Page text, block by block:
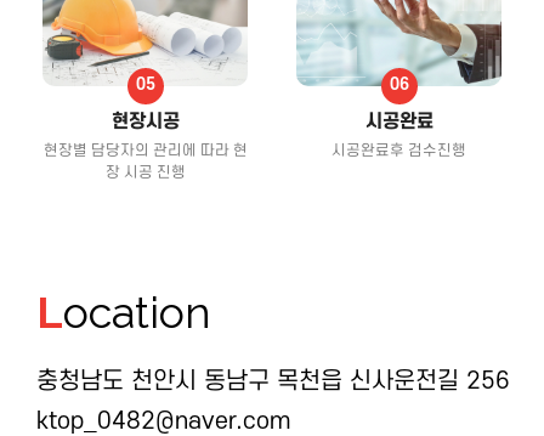
현장시공
현장별 담당자의 관리에 따라 현
장 시공 진행
시공완료
시공완료후 검수진행
Location
충청남도 천안시 동남구 목천읍 신사운전길 256
ktop_0482@naver.com